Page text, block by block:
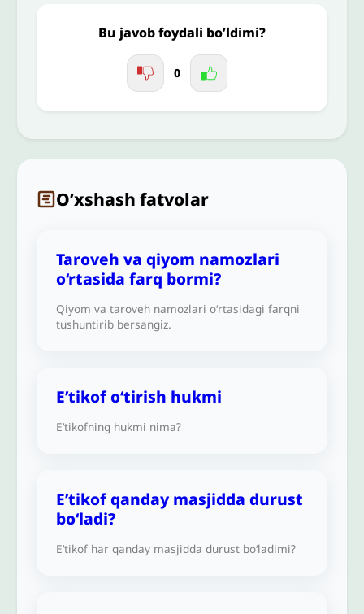
Bu javob foydali bo’ldimi?
0
O’xshash fatvolar
Taroveh va qiyom namozlari
o‘rtasida farq bormi?
Qiyom va taroveh namozlari o‘rtasidagi farqni
tushuntirib bersangiz.
E’tikof oʻtirish hukmi
E’tikofning hukmi nima?
E’tikof qanday masjidda durust
bo‘ladi?
E’tikof har qanday masjidda durust bo‘ladimi?